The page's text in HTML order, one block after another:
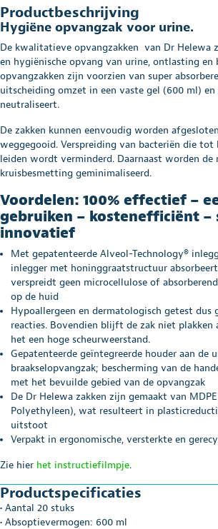
Productbeschrijving
Hygiëne opvangzak voor urine.
De kwalitatieve opvangzakken van Dr Helewa
en hygiënische opvang van urine, ontlasting en
opvangzakken zijn voorzien van super
uitscheiding omzet in een vaste gel (600 ml) en
neutraliseert.
De zakken kunnen eenvoudig worden
weggegooid. Verspreiding van bacteriën die tot
leiden wordt verminderd. Daarnaast worden de
kruisbesmetting geminimaliseerd.
Voordelen: 100% effectief –
gebruiken – kostenefficiënt –
innovatief
Met gepatenteerde Alveol-Technology®
inlegger met honinggraatstructuur absorbeert
verspreidt geen microcellulose of
op de huid
Hypoallergeen en dermatologisch getest dus
reacties. Bovendien blijft de zak niet plakken
het een hoge scheurweerstand.
Gepatenteerde geïntegreerde houder aan de
braakselopvangzak; bescherming van de
met het bevuilde gebied van de opvangzak
De Dr Helewa zakken zijn gemaakt van
Polyethyleen), wat resulteert in
uitstoot
Verpakt in ergonomische, versterkte en
Zie hier het instructiefilmpje.
Productspecificaties
• Aantal 20 stuks
• Absoptievermogen: 600 ml